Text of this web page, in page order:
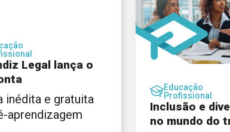
Legal lança o
inédita e gratuita
aprendizagem
Educação
Profissional
Inclusão e
no mundo do